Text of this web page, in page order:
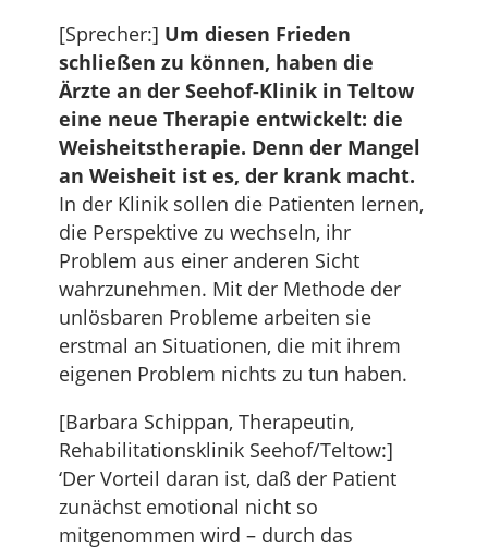
[Sprecher:] Um diesen Frieden
schließen zu können, haben die
Ärzte an der Seehof-Klinik in Teltow
eine neue Therapie entwickelt: die
Weisheitstherapie. Denn der Mangel
an Weisheit ist es, der krank macht.
In der Klinik sollen die Patienten lernen,
die Perspektive zu wechseln, ihr
Problem aus einer anderen Sicht
wahrzunehmen. Mit der Methode der
unlösbaren Probleme arbeiten sie
erstmal an Situationen, die mit ihrem
eigenen Problem nichts zu tun haben.
[Barbara Schippan, Therapeutin,
Rehabilitationsklinik Seehof/Teltow:]
‘Der Vorteil daran ist, daß der Patient
zunächst emotional nicht so
mitgenommen wird – durch das